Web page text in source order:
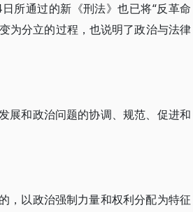
所通过的新《刑法》也已将“反革命
为分立的过程，也说明了政治与法律
展和政治问题的协调、规范、促进和
，以政治强制力量和权利分配为特征